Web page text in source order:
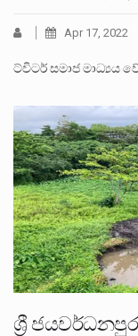
Apr 17, 2022
ට්විටර් සමාජ මාධ්‍යය
ශ්‍රී